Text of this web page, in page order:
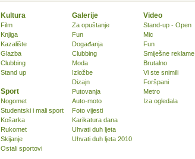
Kultura
Film
Knjiga
Kazalište
Glazba
Clubbing
Stand up
Sport
Nogomet
Studentski i mali sport
Košarka
Rukomet
Skijanje
Ostali sportovi
Galerije
Za opuštanje
Fun
Događanja
Clubbing
Moda
Izložbe
Dizajn
Putovanja
Auto-moto
Foto vijesti
Karikatura dana
Uhvati duh ljeta
Uhvati duh ljeta 2010
Video
Stand-up - Open
Mic
Fun
Smiješne reklame
Brutalno
Vi ste snimili
Foršpani
Metro
Iza ogledala